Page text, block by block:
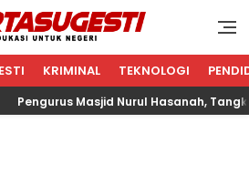
√ EDUKASI
Untuk Negeri
KRIMINAL TEKNOLOGI
Masjid Nurul Hasanah,